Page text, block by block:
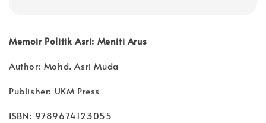
Memoir Politik Asri: Meniti Arus
Author: Mohd. Asri Muda
Publisher: UKM Press
ISBN: 9789674123055